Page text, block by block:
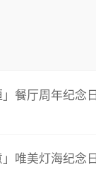
」餐厅周年纪念
」唯美灯海纪念